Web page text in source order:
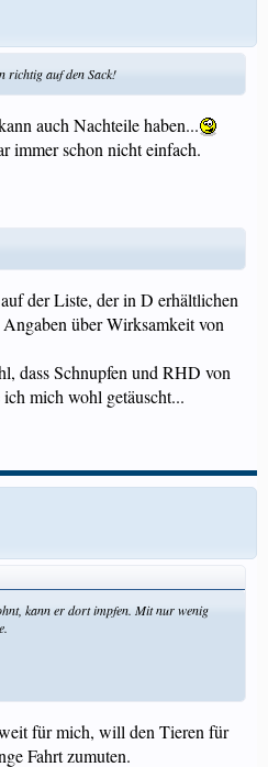
richtig auf den Sack!
auch Nachteile haben...
immer schon nicht einfach.
der Liste, der in D erhältlichen
über Wirksamkeit von
dass Schnupfen und RHD von
mich wohl getäuscht...
kann er dort impfen. Mit nur wenig
für mich, will den Tieren für
Fahrt zumuten.